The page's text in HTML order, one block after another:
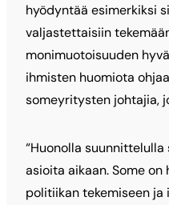
hyödyntää esimerkiksi
valjastettaisiin
monimuotoisuuden
ihmisten huomiota
someyritysten johtajia,
“Huonolla
asioita aikaan. Some
politiikan tekemiseen ja